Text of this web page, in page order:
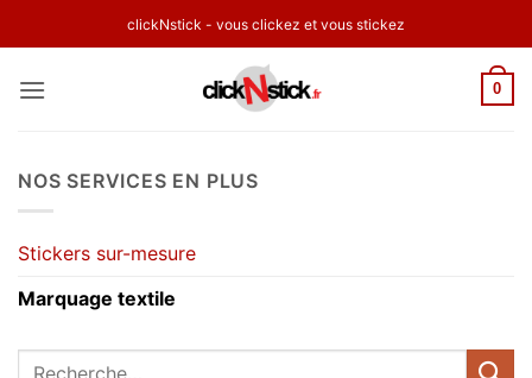
au
clickNstick - vous clickez et vous stickez
0
NOS SERVICES EN PLUS
Stickers sur-mesure
Marquage textile
Recherche